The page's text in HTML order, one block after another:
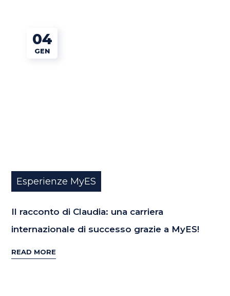
04
GEN
Esperienze MyES
Il racconto di Claudia: una carriera
internazionale di successo grazie a MyES!
READ MORE